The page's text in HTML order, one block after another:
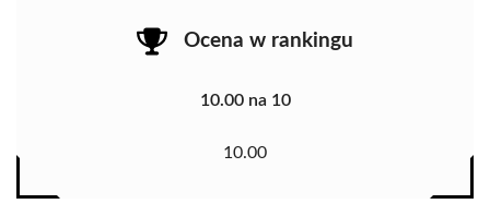
Ocena w rankingu
10.00 na 10
10.00